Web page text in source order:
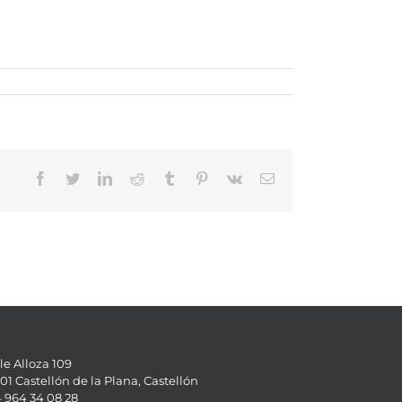
Facebook
TwitterLinkedInReddit Tumblr Pinterest
Vk Email
Alloza 109
Castellón de la Plana, Castellón
964 34 08 28